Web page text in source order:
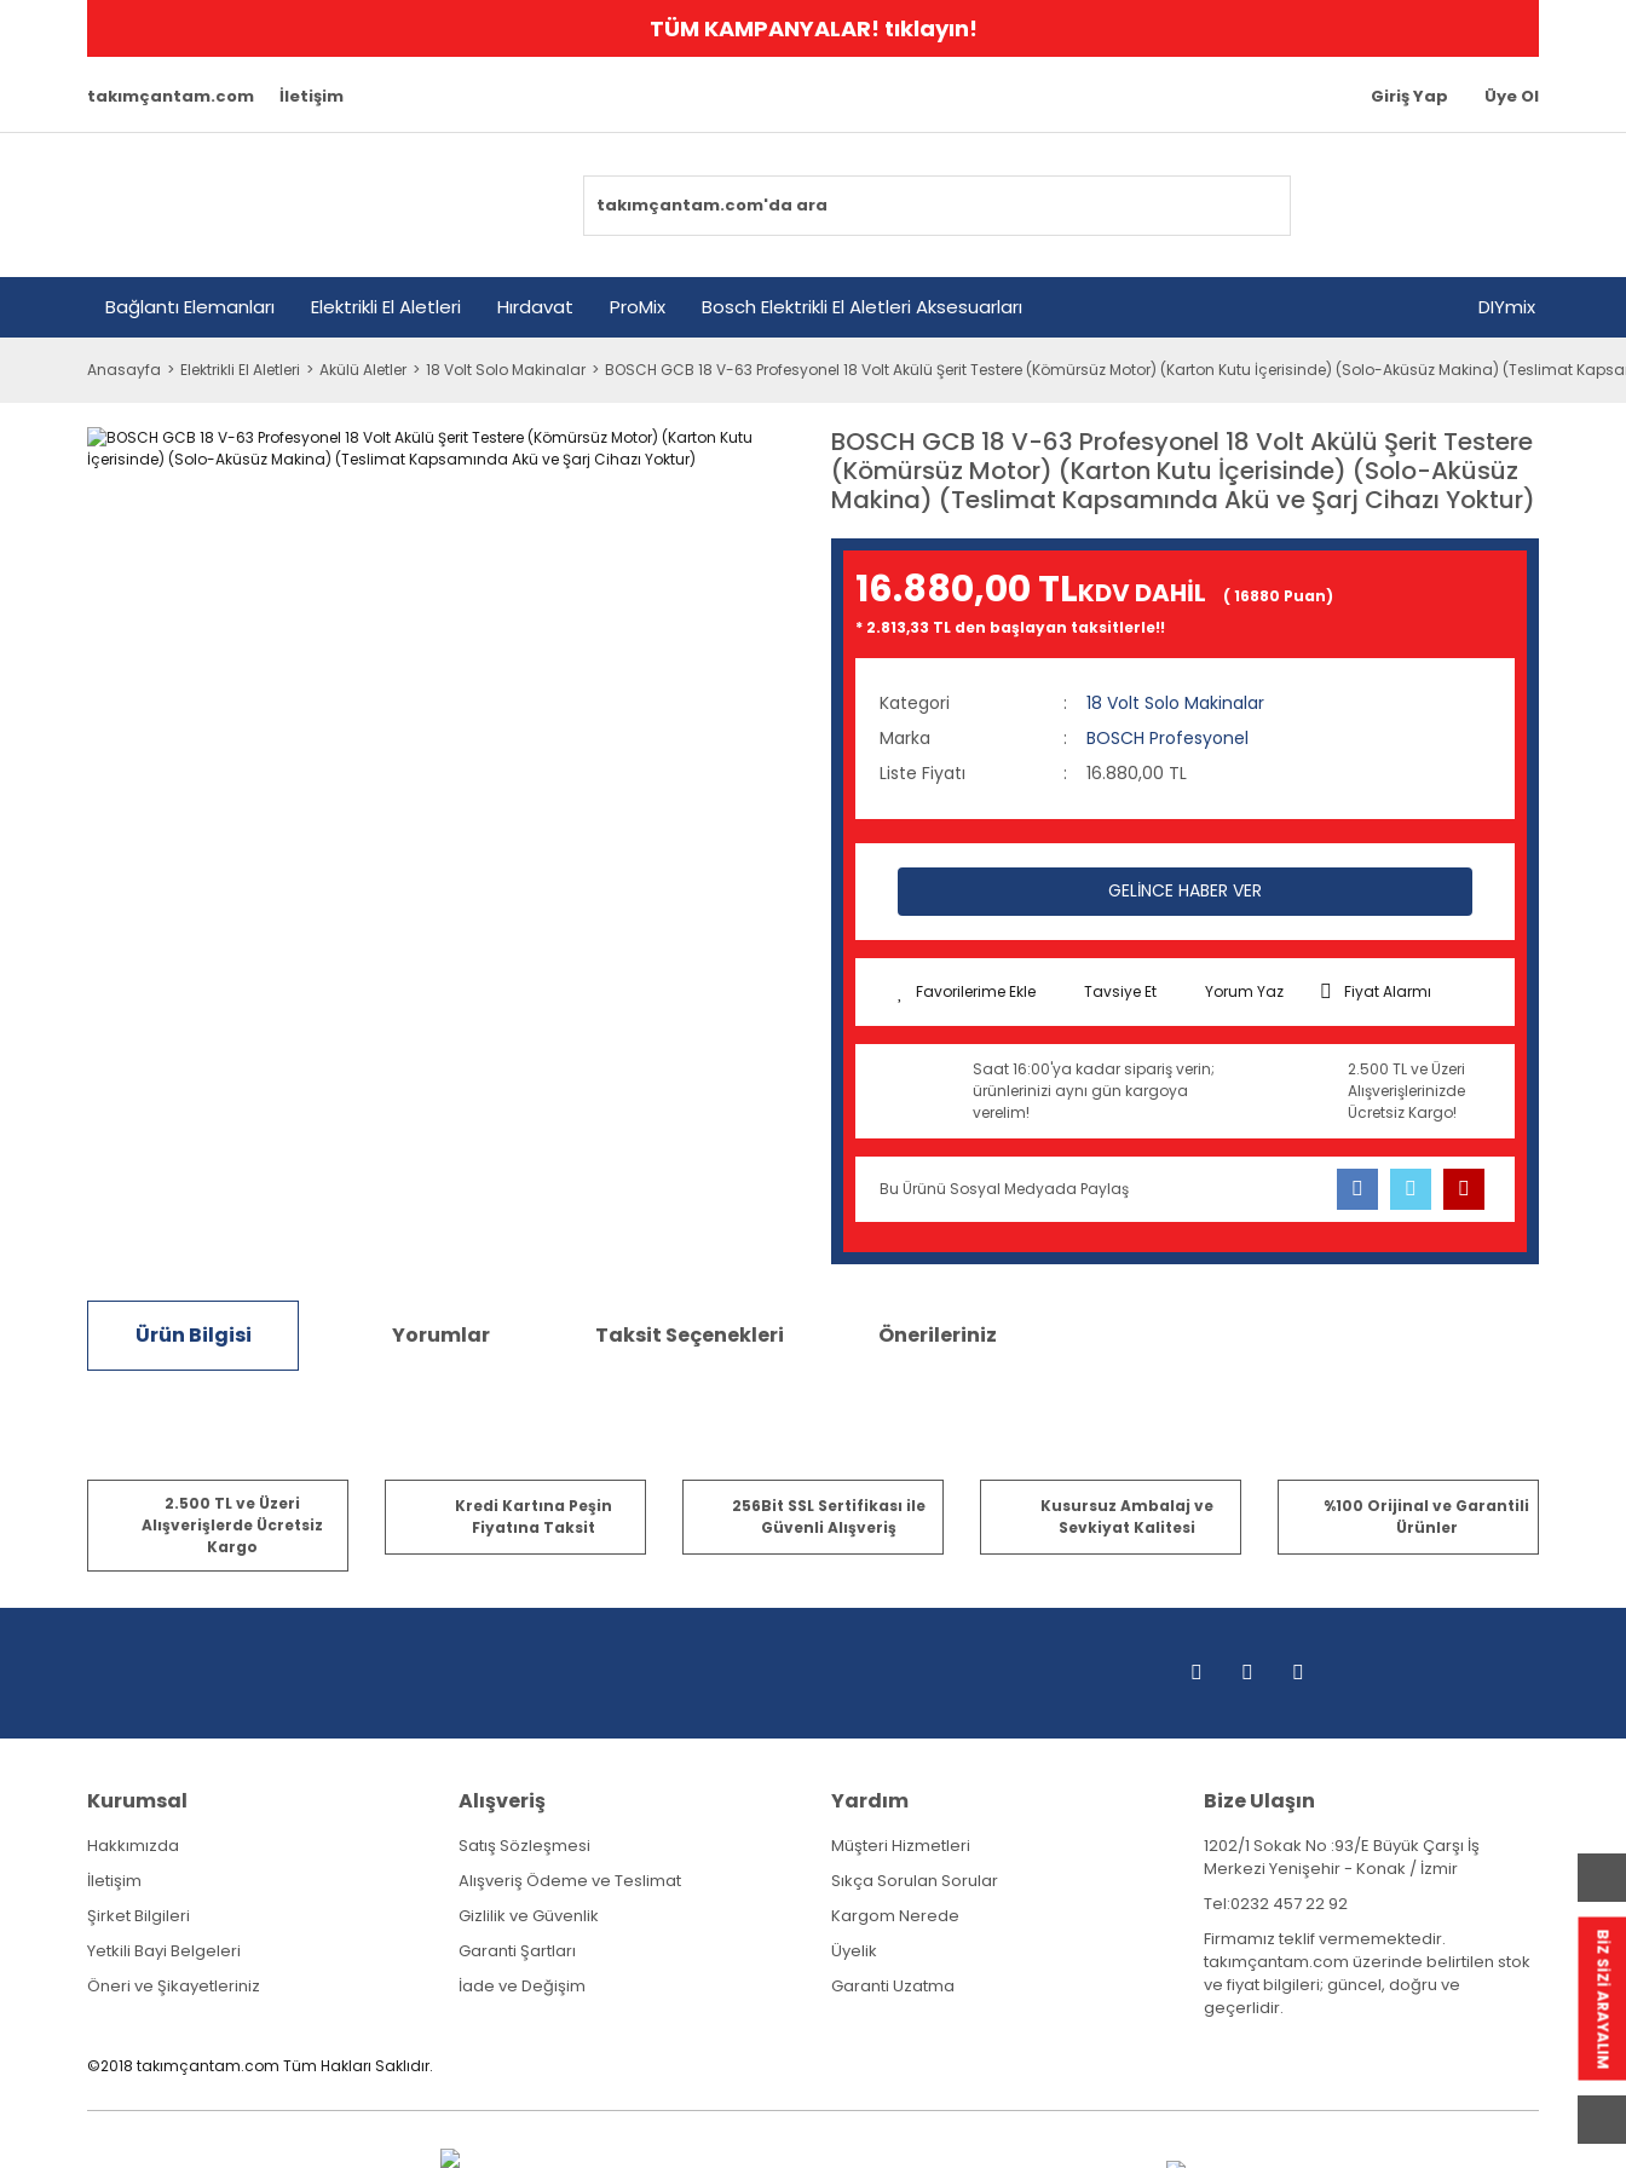
TÜM KAMPANYALAR! tıklayın!
takımçantam.com İletişim Giriş Yap Üye Ol
Bağlantı Elemanları Elektrikli El Aletleri Hırdavat ProMix Bosch Elektrikli El Aletleri Aksesuarları DIYmix
Anasayfa Elektrikli El Aletleri Akülü Aletler 18 Volt Solo Makinalar BOSCH GCB 18 V-63 Profesyonel 18 Volt Akülü Şerit Testere (Kömürsüz Motor) (Karton Kutu İçerisinde) (Solo-Aküsüz Makina) (Teslimat
BOSCH GCB 18 V-63 Profesyonel 18 Volt Akülü Şerit Testere
(Kömürsüz Motor) (Karton Kutu İçerisinde) (Solo-Aküsüz
Makina) (Teslimat Kapsamında Akü ve Şarj Cihazı Yoktur)
16.880,00 TLKDV DAHİL
( 16880 Puan)
* 2.813,33 TL den başlayan taksitlerle!!
Kategori
18 Volt Solo Makinalar
Marka
BOSCH Profesyonel
Liste Fiyatı
16.880,00 TL
GELİNCE HABER VER
Tavsiye Et Yorum Yaz Fiyat Alarmı
Saat 16:00'ya kadar sipariş verin;
ürünlerinizi aynı gün kargoya
verelim!
2.500 TL ve Üzeri
Alışverişlerinizde
Ücretsiz Kargo!
Bu Ürünü Sosyal Medyada Paylaş
Ürün Bilgisi Yorumlar Taksit Seçenekleri Önerileriniz
Bu ürüne ilk yorumu siz yapın!
Bu ürünün fiyat bilgisi, resim, ürün açıklamalarında ve diğer konularda yetersiz gördüğünüz noktaları öneri formunu kullanarak tarafımıza iletebilirsiniz.
Görüş ve önerileriniz için teşekkür ederiz.
Ürün resmi kalitesiz, bozuk veya görüntülenemiyor.
Ürün açıklamasında eksik bilgiler bulunuyor.
2.500 TL ve Üzeri
Alışverişlerde Ücretsiz
Kargo
Kredi Kartına Peşin
Fiyatına Taksit
256Bit SSL Sertifikası ile
Güvenli Alışveriş
Kusursuz Ambalaj ve
Sevkiyat Kalitesi
%100 Orijinal ve Garantili
Ürünler
Kurumsal
Hakkımızda
İletişim
Şirket Bilgileri
Yetkili Bayi Belgeleri
Öneri ve Şikayetleriniz
Alışveriş
Satış Sözleşmesi
Alışveriş Ödeme ve Teslimat
Gizlilik ve Güvenlik
Garanti Şartları
İade ve Değişim
Yardım
Müşteri Hizmetleri
Sıkça Sorulan Sorular
Kargom Nerede
Üyelik
Garanti Uzatma
Bize Ulaşın
1202/1 Sokak No :93/E Büyük Çarşı İş
Merkezi Yenişehir - Konak / İzmir
Tel:0232 457 22 92
Firmamız teklif vermemektedir.
takımçantam.com üzerinde belirtilen stok
ve fiyat bilgileri; güncel, doğru ve
geçerlidir.
©2018 takımçantam.com Tüm Hakları Saklıdır. BİZ SİZİ ARAYALIM